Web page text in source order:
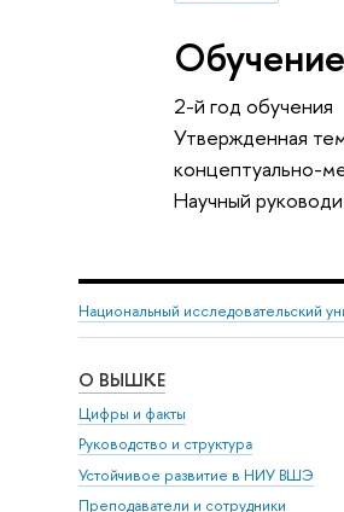
2-й год обучения
Утвержденная
концептуально-
Научный
Национальный исследовательский
О ВЫШКЕ
Цифры и факты
Руководство и структура
Устойчивое развитие в НИУ ВШЭ
Преподаватели и сотрудники